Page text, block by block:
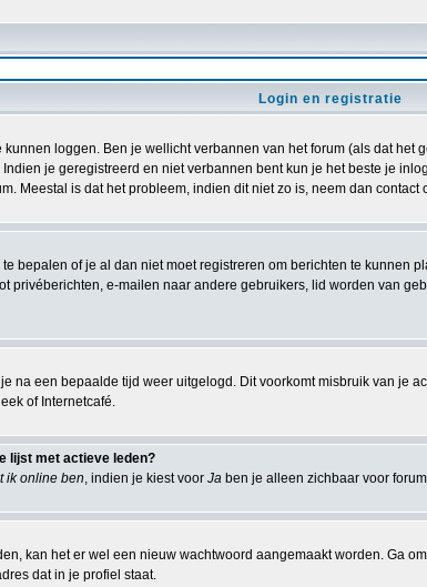
Login en registratie
loggen. Ben je wellicht verbannen van het forum (als dat
je geregistreerd en niet verbannen bent kun je het beste je
Meestal is dat het probleem, indien dit niet zo is, neem dan
bepalen of je al dan niet moet registreren om berichten te
privéberichten, e-mailen naar andere gebruikers, lid worden van
na een bepaalde tijd weer uitgelogd. Dit voorkomt misbruik van je
of Internetcafé.
lijst met actieve leden?
ik online ben, indien je kiest voor Ja ben je alleen zichbaar voor
kan het er wel een nieuw wachtwoord aangemaakt worden. Ga
dat in je profiel staat.